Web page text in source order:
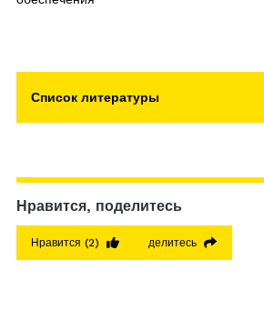
Список литературы
Нравится, поделитесь
Нравится (2) делитесь